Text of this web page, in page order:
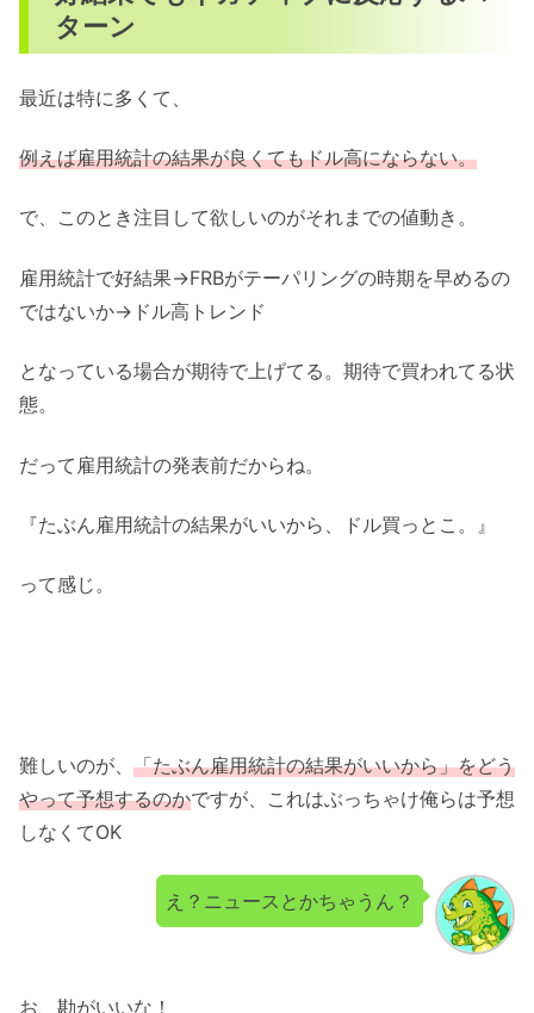
ターン
最近は特に多くて、
例えば雇用統計の結果が良くてもドル高にならない。
で、このとき注目して欲しいのがそれまでの値動き。
雇用統計で好結果→FRBがテーパリングの時期を早めるの
ではないか→ドル高トレンド
となっている場合が期待で上げてる。期待で買われてる状
態。
だって雇用統計の発表前だからね。
『たぶん雇用統計の結果がいいから、ドル買っとこ。』
って感じ。
難しいのが、 「たぶん雇用統計の結果がいいから」をどう
やって予想するのかですが、これはぶっちゃけ俺らは予想
しなくてOK
え？ニュースとかちゃうん？
お、勘がいいな！